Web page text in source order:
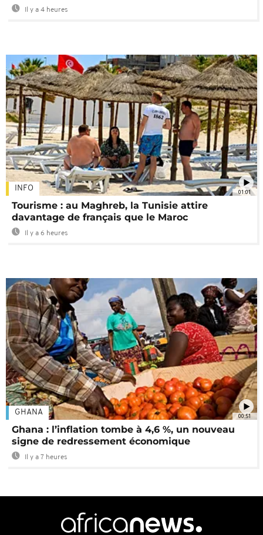
Il y a 4 heures
01:01
INFO
Tourisme : au Maghreb, la Tunisie attire
davantage de français que le Maroc
Il y a 6 heures
00:51
GHANA
Ghana : l’inflation tombe à 4,6 %, un nouveau
signe de redressement économique
Il y a 7 heures